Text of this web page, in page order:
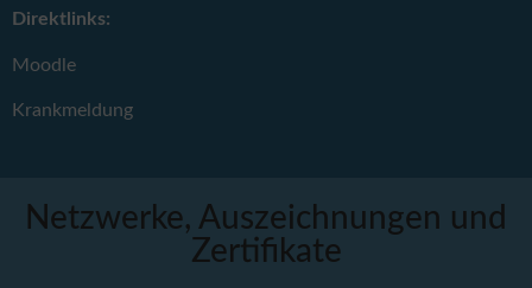
Direktlinks:
Moodle
Krankmeldung
Netzwerke, Auszeichnungen und
Zertifikate